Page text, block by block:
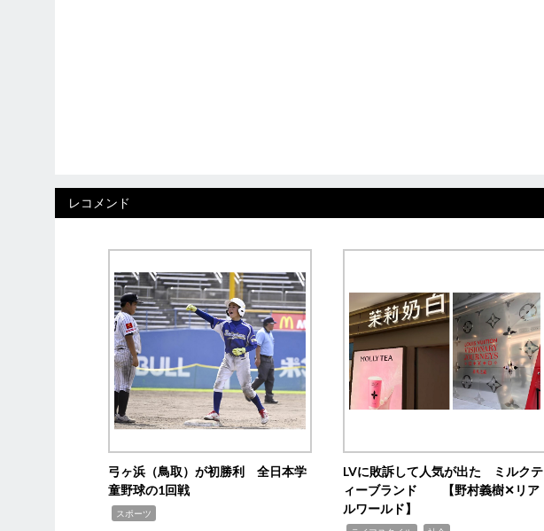
レコメンド
弓ヶ浜（鳥取）が初勝利 全日本学
童野球の1回戦
スポーツ
LVに敗訴して人気が出た ミルクテ
ィーブランド 【野村義樹✕リア
ルワールド】